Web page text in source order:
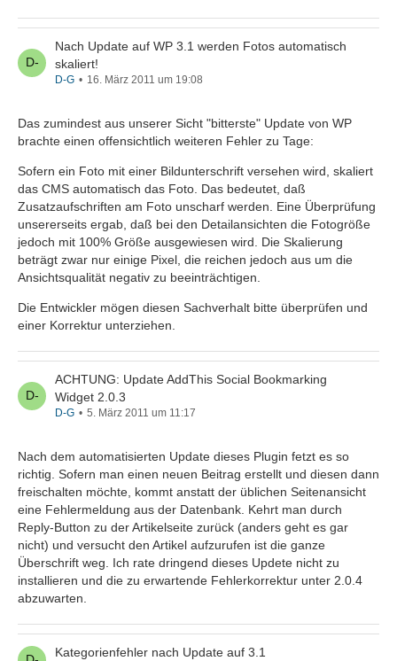
Nach Update auf WP 3.1 werden Fotos automatisch
skaliert!
D-G 16. März 2011 um 19:08
Das zumindest aus unserer Sicht "bitterste" Update von WP
brachte einen offensichtlich weiteren Fehler zu Tage:
Sofern ein Foto mit einer Bildunterschrift versehen wird, skaliert
das CMS automatisch das Foto. Das bedeutet, daß
Zusatzaufschriften am Foto unscharf werden. Eine Überprüfung
unsererseits ergab, daß bei den Detailansichten die Fotogröße
jedoch mit 100% Größe ausgewiesen wird. Die Skalierung
beträgt zwar nur einige Pixel, die reichen jedoch aus um die
Ansichtsqualität negativ zu beeinträchtigen.
Die Entwickler mögen diesen Sachverhalt bitte überprüfen und
einer Korrektur unterziehen.
ACHTUNG: Update AddThis Social Bookmarking
Widget 2.0.3
D-G 5. März 2011 um 11:17
Nach dem automatisierten Update dieses Plugin fetzt es so
richtig. Sofern man einen neuen Beitrag erstellt und diesen dann
freischalten möchte, kommt anstatt der üblichen Seitenansicht
eine Fehlermeldung aus der Datenbank. Kehrt man durch
Reply-Button zu der Artikelseite zurück (anders geht es gar
nicht) und versucht den Artikel aufzurufen ist die ganze
Überschrift weg. Ich rate dringend dieses Updete nicht zu
installieren und die zu erwartende Fehlerkorrektur unter 2.0.4
abzuwarten.
Kategorienfehler nach Update auf 3.1